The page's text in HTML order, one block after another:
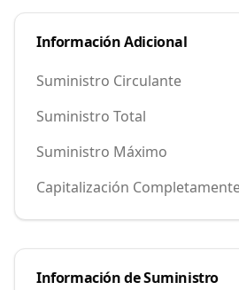
Información Adicional
Suministro Circulante
Suministro Total
Suministro Máximo
Capitalización
Información de Suministro